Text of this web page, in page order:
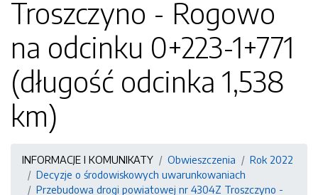
Troszczyno - Rogowo
na odcinku 0+223-1+771
(długość odcinka 1,538
km)
INFORMACJE I KOMUNIKATY Obwieszczenia
Rok 2022
Decyzje o środowiskowych uwarunkowaniach
Przebudowa drogi powiatowej nr 4304Z Troszczyno -